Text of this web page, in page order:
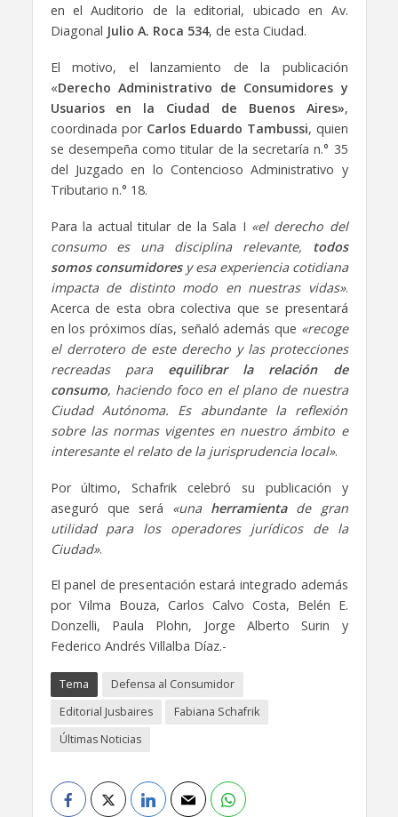
en el Auditorio de la editorial, ubicado en Av.
Diagonal Julio A. Roca 534, de esta Ciudad.
El motivo, el lanzamiento de la publicación
«Derecho Administrativo de Consumidores y
Usuarios en la Ciudad de Buenos Aires»,
coordinada por Carlos Eduardo Tambussi, quien
se desempeña como titular de la secretaría n.° 35
del Juzgado en lo Contencioso Administrativo y
Tributario n.° 18.
Para la actual titular de la Sala I «el derecho del
consumo es una disciplina relevante, todos
somos consumidoresy esa experiencia cotidiana
impacta de distinto modo en nuestras vidas».
Acerca de esta obra colectiva que se presentará
en los próximos días, señaló además que «recoge
el derrotero de este derecho y las protecciones
recreadas para equilibrar la relación de
consumo, haciendo foco en el plano de nuestra
Ciudad Autónoma. Es abundante la reflexión
sobre las normas vigentes en nuestro ámbito e
interesante el relato de la jurisprudencia local».
Por último, Schafrik celebró su publicación y
aseguró que será «una herramientade gran
utilidad para los operadores jurídicos de la
Ciudad».
El panel de presentación estará integrado además
por Vilma Bouza, Carlos Calvo Costa, Belén E.
Donzelli, Paula Plohn, Jorge Alberto Surin y
Federico Andrés Villalba Díaz.-
Tema
Defensa al Consumidor
Editorial Jusbaires
Fabiana Schafrik
Últimas Noticias